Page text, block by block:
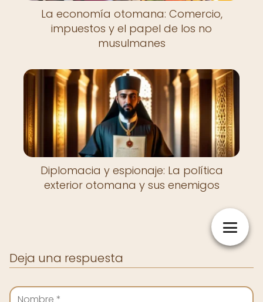
La economía otomana: Comercio,
impuestos y el papel de los no
musulmanes
Diplomacia y espionaje: La política
exterior otomana y sus enemigos
Deja una respuesta